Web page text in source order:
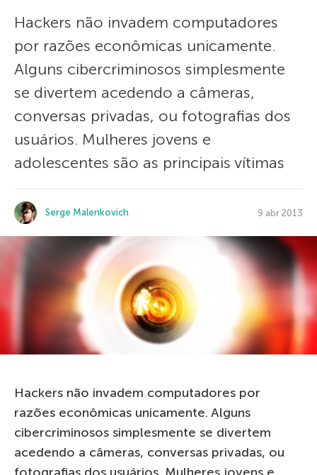
Hackers não invadem computadores
por razões econômicas unicamente.
Alguns cibercriminosos simplesmente
se divertem acedendo a câmeras,
conversas privadas, ou fotografias dos
usuários. Mulheres jovens e
adolescentes são as principais vítimas
Serge Malenkovich 9 abr 2013
Hackers não invadem computadores por
razões econômicas unicamente. Alguns
cibercriminosos simplesmente se divertem
acedendo a câmeras, conversas privadas, ou